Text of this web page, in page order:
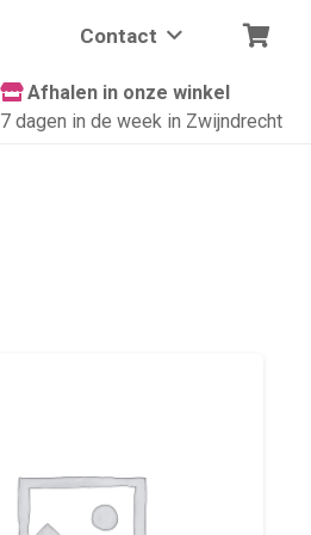
Contact
Afhalen in onze winkel
7 dagen in de week in Zwijndrecht